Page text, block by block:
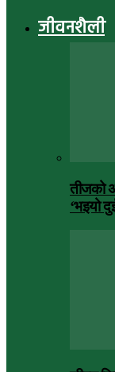
जीवनशैली
तीजको
‘भइयो